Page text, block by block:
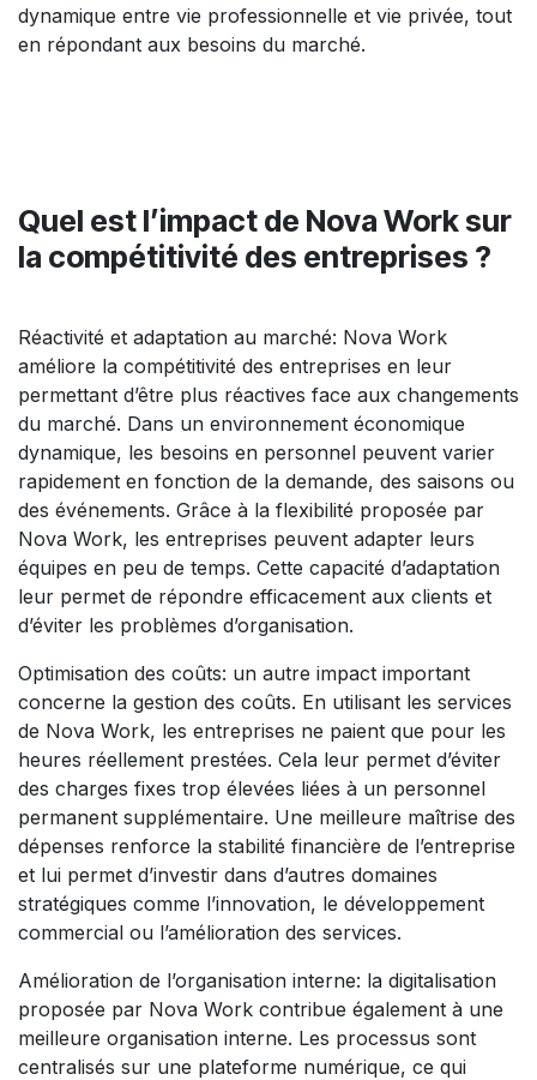
dynamique entre vie professionnelle et vie privée, tout
en répondant aux besoins du marché.
Quel est l’impact de Nova Work sur
la compétitivité des entreprises ?
Réactivité et adaptation au marché: Nova Work
améliore la compétitivité des entreprises en leur
permettant d’être plus réactives face aux changements
du marché. Dans un environnement économique
dynamique, les besoins en personnel peuvent varier
rapidement en fonction de la demande, des saisons ou
des événements. Grâce à la flexibilité proposée par
Nova Work, les entreprises peuvent adapter leurs
équipes en peu de temps. Cette capacité d’adaptation
leur permet de répondre efficacement aux clients et
d’éviter les problèmes d’organisation.
Optimisation des coûts: un autre impact important
concerne la gestion des coûts. En utilisant les services
de Nova Work, les entreprises ne paient que pour les
heures réellement prestées. Cela leur permet d’éviter
des charges fixes trop élevées liées à un personnel
permanent supplémentaire. Une meilleure maîtrise des
dépenses renforce la stabilité financière de l’entreprise
et lui permet d’investir dans d’autres domaines
stratégiques comme l’innovation, le développement
commercial ou l’amélioration des services.
Amélioration de l’organisation interne: la digitalisation
proposée par Nova Work contribue également à une
meilleure organisation interne. Les processus sont
centralisés sur une plateforme numérique, ce qui